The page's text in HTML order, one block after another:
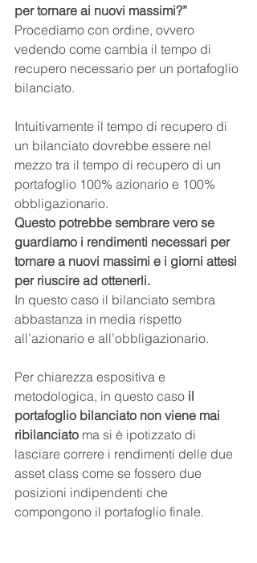
per tornare ai nuovi massimi?”
Procediamo con ordine, ovvero
vedendo come cambia il tempo di
recupero necessario per un portafoglio
bilanciato.
Intuitivamente il tempo di recupero di
un bilanciato dovrebbe essere nel
mezzo tra il tempo di recupero di un
portafoglio 100% azionario e 100%
obbligazionario.
Questo potrebbe sembrare vero se
guardiamo i rendimenti necessari per
tornare a nuovi massimi e i giorni attesi
per riuscire ad ottenerli.
In questo caso il bilanciato sembra
abbastanza in media rispetto
all’azionario e all’obbligazionario.
Per chiarezza espositiva e
metodologica, in questo caso il
portafoglio bilanciato non viene mai
ribilanciato ma si è ipotizzato di
lasciare correre i rendimenti delle due
asset class come se fossero due
posizioni indipendenti che
compongono il portafoglio finale.